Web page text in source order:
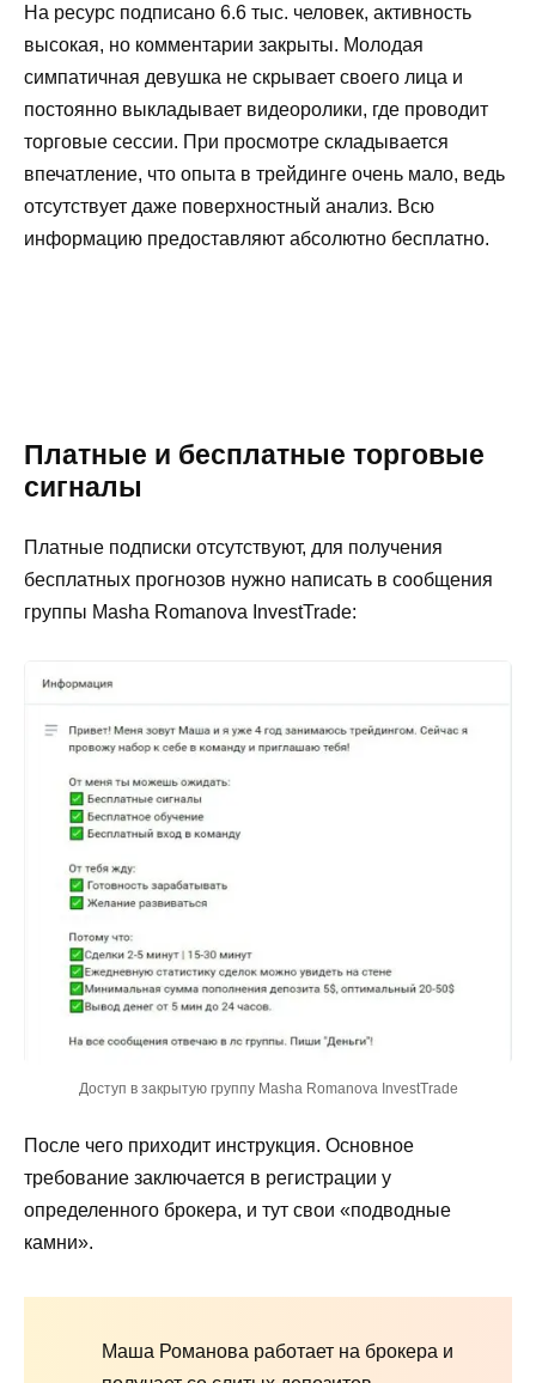
На ресурс подписано 6.6 тыс. человек, активность
высокая, но комментарии закрыты. Молодая
симпатичная девушка не скрывает своего лица и
постоянно выкладывает видеоролики, где проводит
торговые сессии. При просмотре складывается
впечатление, что опыта в трейдинге очень мало, ведь
отсутствует даже поверхностный анализ. Всю
информацию предоставляют абсолютно бесплатно.
Платные и бесплатные торговые
сигналы
Платные подписки отсутствуют, для получения
бесплатных прогнозов нужно написать в сообщения
группы Masha Romanova InvestTrade:
Доступ в закрытую группу Masha Romanova InvestTrade
После чего приходит инструкция. Основное
требование заключается в регистрации у
определенного брокера, и тут свои «подводные
камни».
Маша Романова работает на брокера и